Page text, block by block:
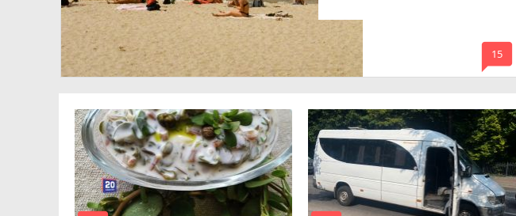
mode_comment
15